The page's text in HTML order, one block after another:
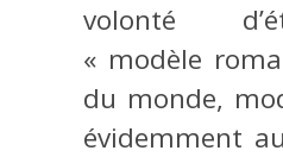
volonté
« modèle
du monde,
évidemment